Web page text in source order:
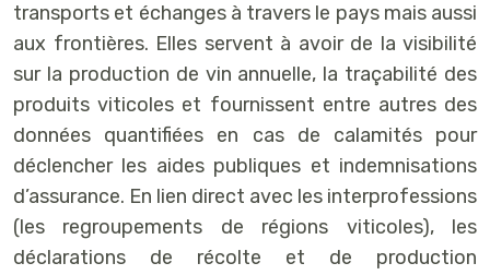
transports et échanges à travers le pays mais aussi
aux frontières. Elles servent à avoir de la visibilité
sur la production de vin annuelle, la traçabilité des
produits viticoles et fournissent entre autres des
données quantifiées en cas de calamités pour
déclencher les aides publiques et indemnisations
d’assurance. En lien direct avec les interprofessions
(les regroupements de régions viticoles), les
déclarations de récolte et de production